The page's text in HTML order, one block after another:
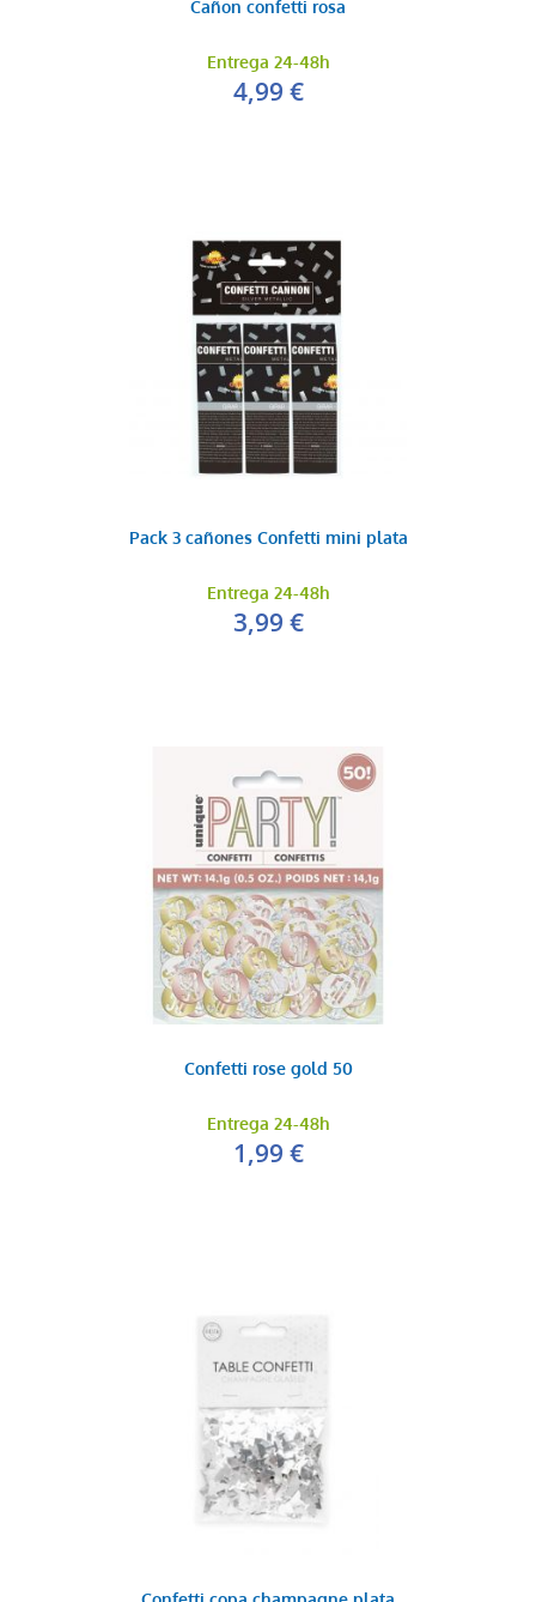
Cañon confetti rosa
Entrega 24-48h
4,99 €
Pack 3 cañones Confetti mini plata
Entrega 24-48h
3,99 €
Confetti rose gold 50
Entrega 24-48h
1,99 €